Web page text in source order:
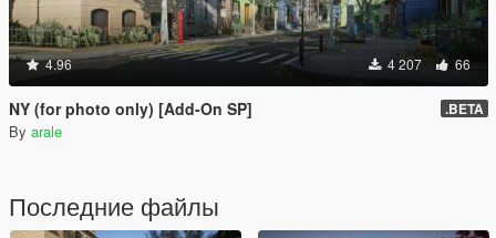
4.96 4 207 66
NY (for photo only) [Add-On SP] .BETA
By arale
Последние файлы